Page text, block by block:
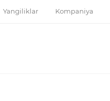
Yangiliklar Kompaniya